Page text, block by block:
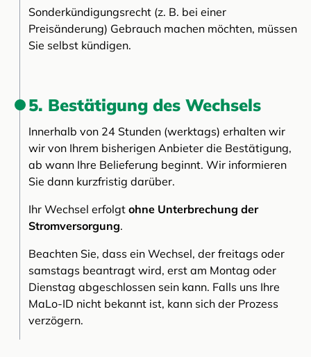
Sonderkündigungsrecht (z. B. bei einer
Preisänderung) Gebrauch machen möchten, müssen
Sie selbst kündigen.
5. Bestätigung des Wechsels
Innerhalb von 24 Stunden (werktags) erhalten wir
wir von Ihrem bisherigen Anbieter die Bestätigung,
ab wann Ihre Belieferung beginnt. Wir informieren
Sie dann kurzfristig darüber.
Ihr Wechsel erfolgt ohne Unterbrechung der
Stromversorgung.
Beachten Sie, dass ein Wechsel, der freitags oder
samstags beantragt wird, erst am Montag oder
Dienstag abgeschlossen sein kann. Falls uns Ihre
MaLo-ID nicht bekannt ist, kann sich der Prozess
verzögern.